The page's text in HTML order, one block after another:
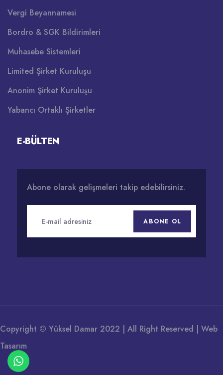
Vergi Beyannamesi
Bordro & SGK Bildirimleri
Muhasebe Sistemleri
Limited Şirket Kuruluşu
Anonim Şirket Kuruluşu
Yabancı Ortaklı Şirketler
E-BÜLTEN
Abone olarak gelişmeleri takip edebilirsiniz.
ABONE OL
Copyright © Yüksel Damar 2022 | All Right Reserved | Web
Tasarım